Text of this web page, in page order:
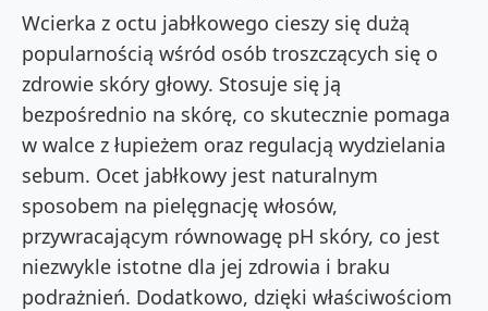
Wcierka z octu jabłkowego cieszy się dużą
popularnością wśród osób troszczących się o
zdrowie skóry głowy. Stosuje się ją
bezpośrednio na skórę, co skutecznie pomaga
w walce z łupieżem oraz regulacją wydzielania
sebum. Ocet jabłkowy jest naturalnym
sposobem na pielęgnację włosów,
przywracającym równowagę pH skóry, co jest
niezwykle istotne dla jej zdrowia i braku
podrażnień. Dodatkowo, dzięki właściwościom